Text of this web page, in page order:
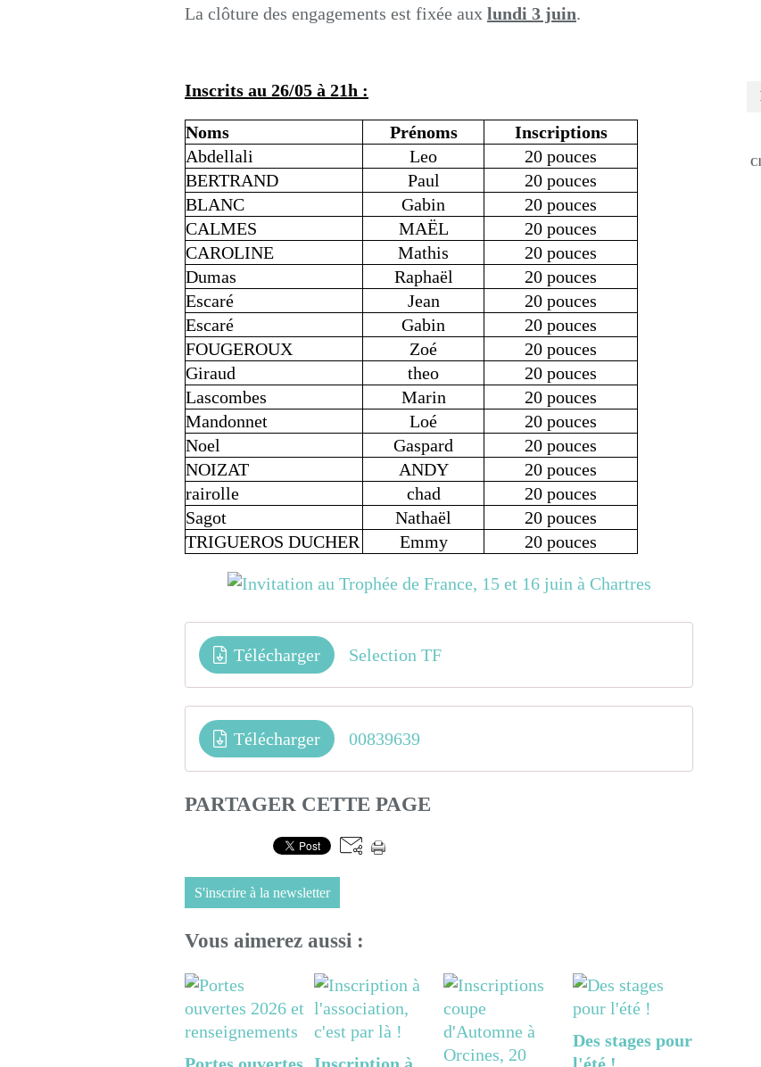
La clôture des engagements est fixée aux lundi 3 juin.
Inscrits au 26/05 à 21h :
Noms Prénoms
Inscriptions
Abdellali
Leo
20 pouces
BERTRAND
Paul
20 pouces
BLANC
Gabin
20 pouces
CALMES
MAËL
20 pouces
CAROLINE
Mathis
20 pouces
Dumas
Raphaël
20 pouces
Escaré
Jean
20 pouces
Escaré
Gabin
20 pouces
FOUGEROUX
Zoé
20 pouces
Giraud
theo
20 pouces
Lascombes
Marin
20 pouces
Mandonnet
Loé
20 pouces
Noel
Gaspard
20 pouces
NOIZAT
ANDY
20 pouces
rairolle
chad
20 pouces
Sagot
Nathaël
20 pouces
TRIGUEROS DUCHER
Emmy 20 pouces
Télécharger Selection TF
Télécharger 00839639
PARTAGER CETTE PAGE
S'inscrire à la newsletter
Vous aimerez aussi :
Portes ouvertes Inscription à
Des stages pour
l'été !